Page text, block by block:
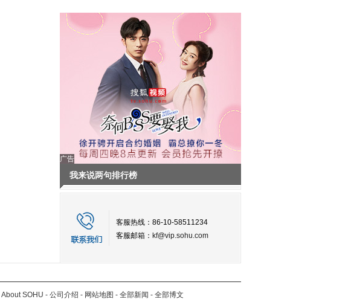
广告
我来说两句排行榜
客服热线：86-10-58511234
客服邮箱： kf@vip.sohu.com
About SOHU - 公司介绍 - 网站地图 - 全部新闻 - 全部博文